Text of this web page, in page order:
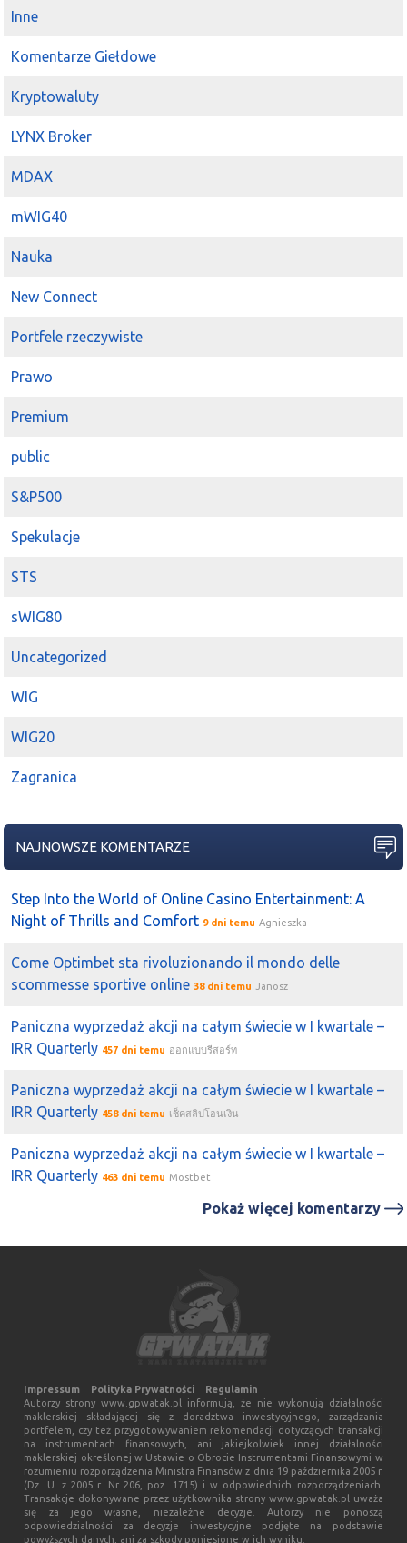
Inne
Komentarze Giełdowe
Kryptowaluty
LYNX Broker
MDAX
mWIG40
Nauka
New Connect
Portfele rzeczywiste
Prawo
Premium
public
S&P500
Spekulacje
STS
sWIG80
Uncategorized
WIG
WIG20
Zagranica
NAJNOWSZE KOMENTARZE
Step Into the World of Online Casino Entertainment: A
Night of Thrills and Comfort 9 dni temu Agnieszka
Come Optimbet sta rivoluzionando il mondo delle
scommesse sportive online 38 dni temu Janosz
Paniczna wyprzedaż akcji na całym świecie w I kwartale –
IRR Quarterly 457 dni temu ออกแบบรีสอร์ท
Paniczna wyprzedaż akcji na całym świecie w I kwartale –
IRR Quarterly 458 dni temu เช็คสลิปโอนเงิน
Paniczna wyprzedaż akcji na całym świecie w I kwartale –
IRR Quarterly 463 dni temu Mostbet
Pokaż więcej komentarzy
Impressum Polityka Prywatności
Regulamin
Autorzy strony www.gpwatak.pl informują, że nie wykonują działalności
maklerskiej składającej się z doradztwa inwestycyjnego, zarządzania
portfelem, czy też przygotowywaniem rekomendacji dotyczących transakcji
na instrumentach finansowych, ani jakiejkolwiek innej działalności
maklerskiej określonej w Ustawie o Obrocie Instrumentami Finansowymi w
rozumieniu rozporządzenia Ministra Finansów z dnia 19 października 2005 r.
(Dz. U. z 2005 r. Nr 206, poz. 1715) i w odpowiednich rozporządzeniach.
Transakcje dokonywane przez użytkownika strony www.gpwatak.pl uważa
się za jego własne, niezależne decyzje. Autorzy nie ponoszą
odpowiedzialności za decyzje inwestycyjne podjęte na podstawie
powyższych danych, ani za szkody poniesione w ich wyniku.